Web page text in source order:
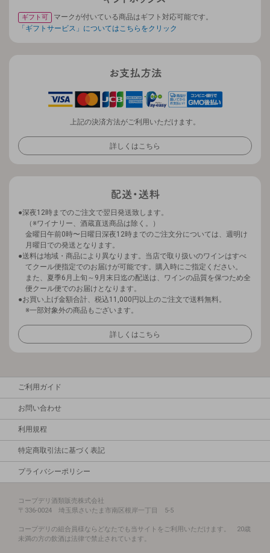
ギフト可
マークが付いている商品はギフト対応可能です。
「ギフトサービス」についてはこちらをクリック
上記の決済方法がご利用いただけます。
詳しくはこちら
深夜12時までのご注文で翌日発送致します。
（※ワイナリー、酒蔵直送商品は除く。）
金曜日午前0時〜日曜日深夜12時までのご注文分については、週明け
月曜日での発送となります。
送料は地域・商品により異なります。当店で取り扱いのワインはすべ
てクール便指定でのお届けが可能です。購入時にご指定ください。
また、夏季6月上旬～9月末日迄の配送は、ワインの品質を保つため全
便クール便でのお届けとなります。
お買い上げ金額合計、税込11,000円以上のご注文で送料無料。
※一部対象外の商品もございます。
詳しくはこちら
ご利用ガイド
お問い合わせ
利用規程
特定商取引法に基づく表記
プライバシーポリシー
コープデリ酒類販売株式会社
〒336-0024 埼玉県さいたま市南区根岸一丁目 5-5
コープデリの組合員様ならどなたでも当サイトをご利用いただけます。 20歳
未満の方の飲酒は法律で禁止されています。